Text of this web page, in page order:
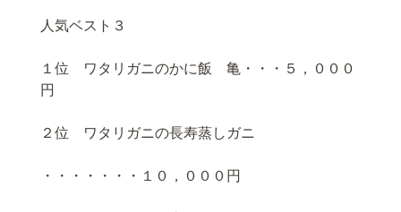
人気ベスト３
１位 ワタリガニのかに飯 亀・・・５，０００
円
２位 ワタリガニの長寿蒸しガニ
・・・・・・・１０，０００円